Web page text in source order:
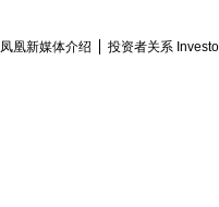
凤凰新媒体介绍 投资者关系